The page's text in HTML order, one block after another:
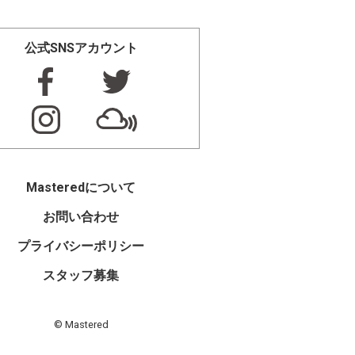
公式SNSアカウント
Masteredについて
お問い合わせ
プライバシーポリシー
スタッフ募集
© Mastered